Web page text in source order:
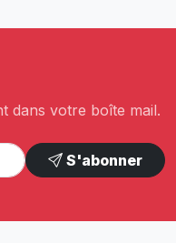
dans votre boîte mail.
S'abonner